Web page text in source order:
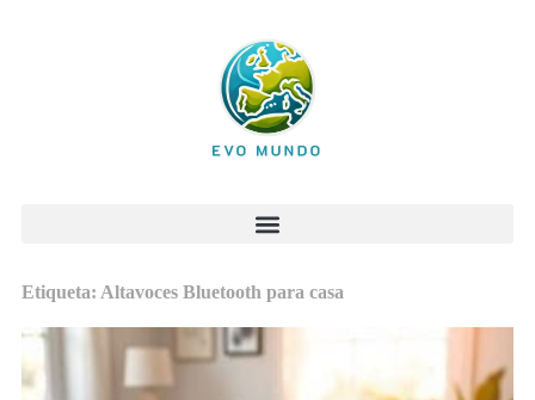
Etiqueta: Altavoces Bluetooth para casa